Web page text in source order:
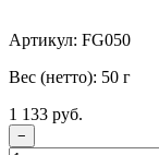
Артикул: FG050
Вес (нетто): 50 г
1 133 руб.
−